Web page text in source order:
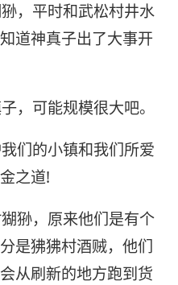
，平时和武松村井水
道神真子出了大事开
，可能规模很大吧。
们的小镇和我们所爱
之道!
狲，原来他们是有个
是狒狒村酒贼，他们
从刷新的地方跑到货